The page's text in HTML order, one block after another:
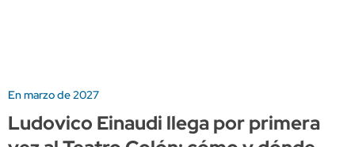
En marzo de 2027
Ludovico Einaudi llega por primera